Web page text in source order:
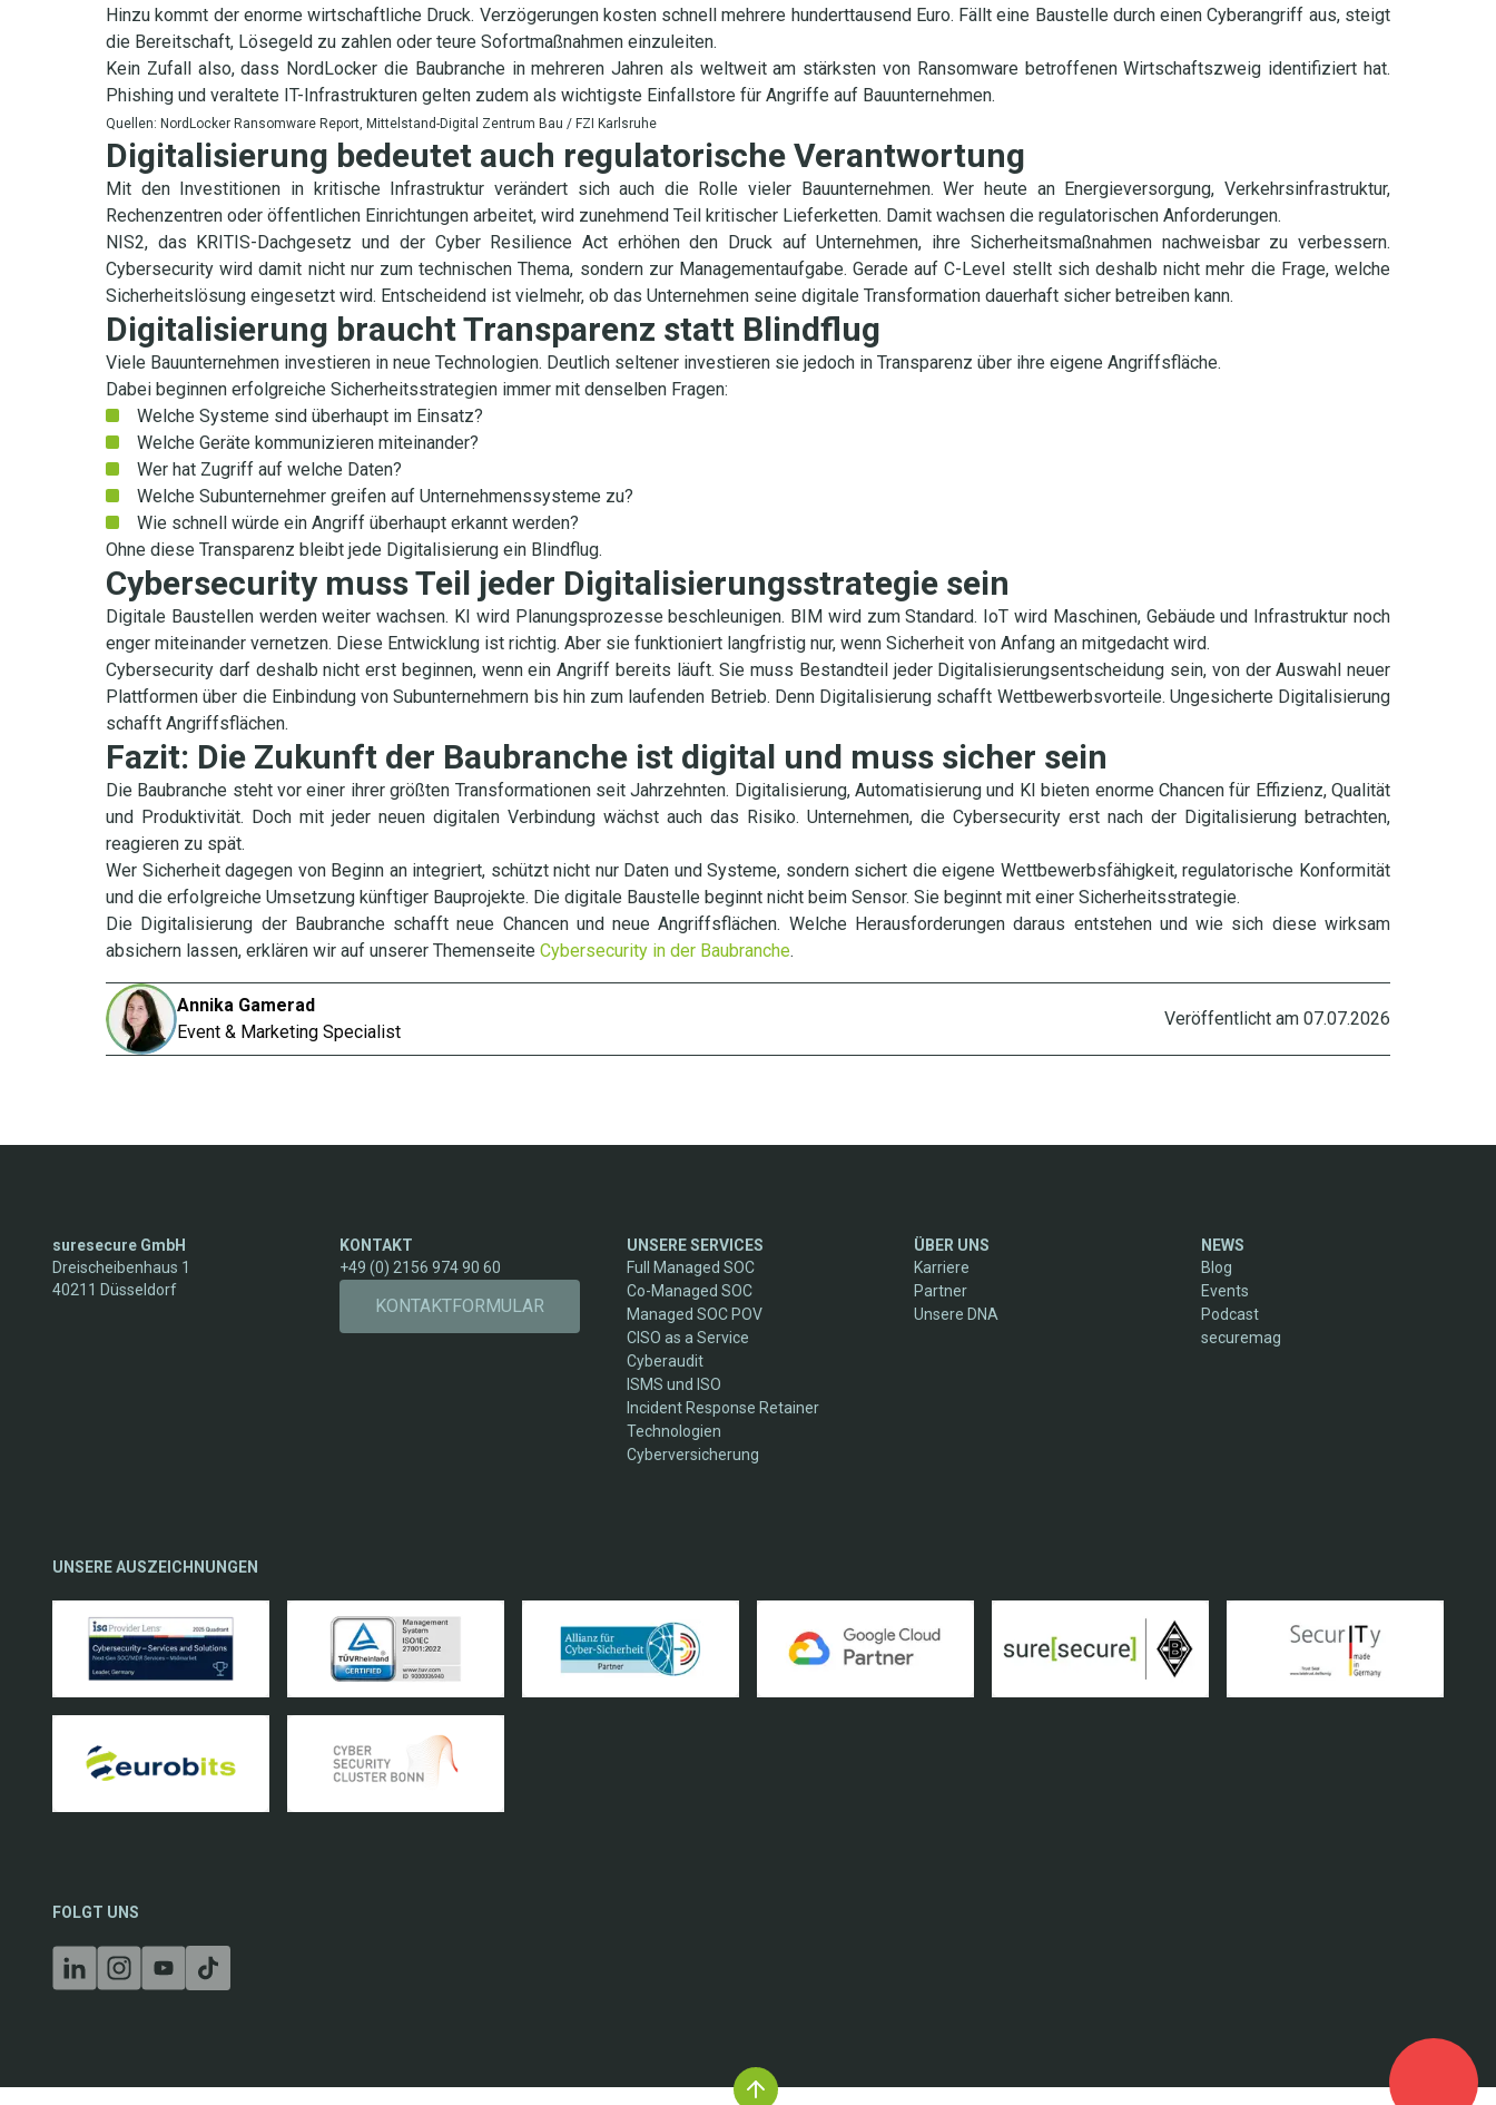
Hinzu kommt der enorme wirtschaftliche Druck. Verzögerungen kosten schnell mehrere hunderttausend Euro. Fällt eine Baustelle durch einen Cyberangriff aus, steigt
die Bereitschaft, Lösegeld zu zahlen oder teure Sofortmaßnahmen einzuleiten.
Kein Zufall also, dass NordLocker die Baubranche in mehreren Jahren als weltweit am stärksten von Ransomware betroffenen Wirtschaftszweig identifiziert hat.
Phishing und veraltete IT-Infrastrukturen gelten zudem als wichtigste Einfallstore für Angriffe auf Bauunternehmen.
Quellen: NordLocker Ransomware Report, Mittelstand-Digital Zentrum Bau / FZI Karlsruhe
Digitalisierung bedeutet auch regulatorische Verantwortung
Mit den Investitionen in kritische Infrastruktur verändert sich auch die Rolle vieler Bauunternehmen. Wer heute an Energieversorgung, Verkehrsinfrastruktur,
Rechenzentren oder öffentlichen Einrichtungen arbeitet, wird zunehmend Teil kritischer Lieferketten. Damit wachsen die regulatorischen Anforderungen.
NIS2, das KRITIS-Dachgesetz und der Cyber Resilience Act erhöhen den Druck auf Unternehmen, ihre Sicherheitsmaßnahmen nachweisbar zu verbessern.
Cybersecurity wird damit nicht nur zum technischen Thema, sondern zur Managementaufgabe. Gerade auf C-Level stellt sich deshalb nicht mehr die Frage, welche
Sicherheitslösung eingesetzt wird. Entscheidend ist vielmehr, ob das Unternehmen seine digitale Transformation dauerhaft sicher betreiben kann.
Digitalisierung braucht Transparenz statt Blindflug
Viele Bauunternehmen investieren in neue Technologien. Deutlich seltener investieren sie jedoch in Transparenz über ihre eigene Angriffsfläche.
Dabei beginnen erfolgreiche Sicherheitsstrategien immer mit denselben Fragen:
Welche Systeme sind überhaupt im Einsatz?
Welche Geräte kommunizieren miteinander?
Wer hat Zugriff auf welche Daten?
Welche Subunternehmer greifen auf Unternehmenssysteme zu?
Wie schnell würde ein Angriff überhaupt erkannt werden?
Ohne diese Transparenz bleibt jede Digitalisierung ein Blindflug.
Cybersecurity muss Teil jeder Digitalisierungsstrategie sein
Digitale Baustellen werden weiter wachsen. KI wird Planungsprozesse beschleunigen. BIM wird zum Standard. IoT wird Maschinen, Gebäude und Infrastruktur noch
enger miteinander vernetzen. Diese Entwicklung ist richtig. Aber sie funktioniert langfristig nur, wenn Sicherheit von Anfang an mitgedacht wird.
Cybersecurity darf deshalb nicht erst beginnen, wenn ein Angriff bereits läuft. Sie muss Bestandteil jeder Digitalisierungsentscheidung sein, von der Auswahl neuer
Plattformen über die Einbindung von Subunternehmern bis hin zum laufenden Betrieb. Denn Digitalisierung schafft Wettbewerbsvorteile. Ungesicherte Digitalisierung
schafft Angriffsflächen.
Fazit: Die Zukunft der Baubranche ist digital und muss sicher sein
Die Baubranche steht vor einer ihrer größten Transformationen seit Jahrzehnten. Digitalisierung, Automatisierung und KI bieten enorme Chancen für Effizienz, Qualität
und Produktivität. Doch mit jeder neuen digitalen Verbindung wächst auch das Risiko. Unternehmen, die Cybersecurity erst nach der Digitalisierung betrachten,
reagieren zu spät.
Wer Sicherheit dagegen von Beginn an integriert, schützt nicht nur Daten und Systeme, sondern sichert die eigene Wettbewerbsfähigkeit, regulatorische Konformität
und die erfolgreiche Umsetzung künftiger Bauprojekte. Die digitale Baustelle beginnt nicht beim Sensor. Sie beginnt mit einer Sicherheitsstrategie.
Die Digitalisierung der Baubranche schafft neue Chancen und neue Angriffsflächen. Welche Herausforderungen daraus entstehen und wie sich diese wirksam
absichern lassen, erklären wir auf unserer Themenseite Cybersecurity in der Baubranche.
Annika Gamerad
Event & Marketing Specialist
Veröffentlicht am 07.07.2026
suresecure GmbH
Dreischeibenhaus 1
40211 Düsseldorf
KONTAKT
+49 (0) 2156 974 90 60
KONTAKTFORMULAR
UNSERE SERVICES
Full Managed SOC
Co-Managed SOC
Managed SOC POV
CISO as a Service
Cyberaudit
ISMS und ISO
Incident Response Retainer
Technologien
Cyberversicherung
ÜBER UNS
Karriere
Partner
Unsere DNA
NEWS
Blog
Events
Podcast
securemag
UNSERE AUSZEICHNUNGEN
FOLGT UNS